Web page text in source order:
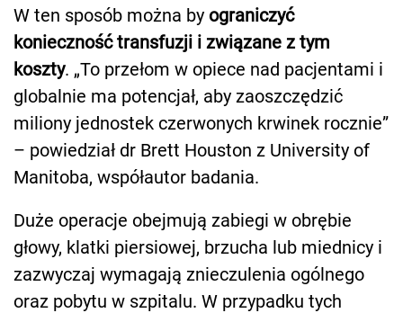
W ten sposób można by ograniczyć
konieczność transfuzji i związane z tym
koszty. „To przełom w opiece nad pacjentami i
globalnie ma potencjał, aby zaoszczędzić
miliony jednostek czerwonych krwinek rocznie”
– powiedział dr Brett Houston z University of
Manitoba, współautor badania.
Duże operacje obejmują zabiegi w obrębie
głowy, klatki piersiowej, brzucha lub miednicy i
zazwyczaj wymagają znieczulenia ogólnego
oraz pobytu w szpitalu. W przypadku tych